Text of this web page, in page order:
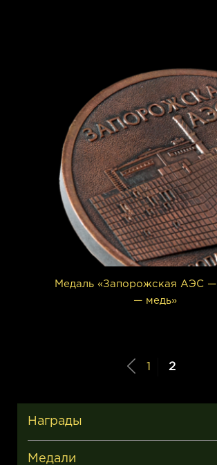
Медаль «Запорожская АЭС —
— медь»
1 2
Награды
Медали